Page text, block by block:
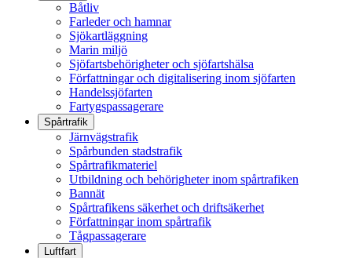
Båtliv
Farleder och hamnar
Sjökartläggning
Marin miljö
Sjöfartsbehörigheter och sjöfartshälsa
Författningar och digitalisering inom sjöfarten
Handelssjöfarten
Fartygspassagerare
Spårtrafik
Järnvägstrafik
Spårbunden stadstrafik
Spårtrafikmateriel
Utbildning och behörigheter inom spårtrafiken
Bannät
Spårtrafikens säkerhet och driftsäkerhet
Författningar inom spårtrafik
Tågpassagerare
Luftfart